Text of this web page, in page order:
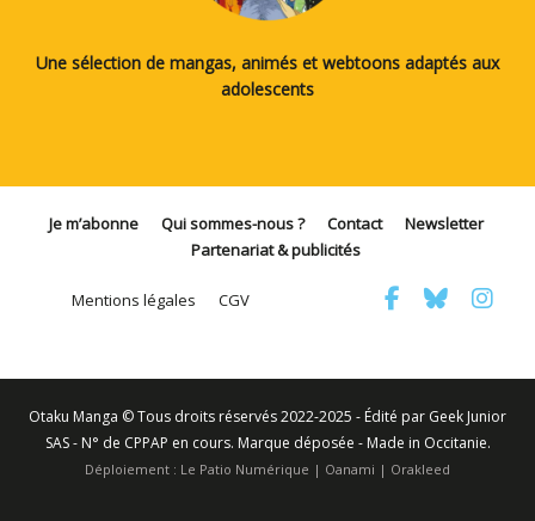
Une sélection de mangas, animés et webtoons adaptés aux
adolescents
Je m’abonne Qui sommes-nous ? Contact
Newsletter
Partenariat & publicités
Mentions légales CGV
Otaku Manga © Tous droits réservés 2022-2025 - Édité par Geek Junior
SAS - N° de CPPAP en cours. Marque déposée - Made in Occitanie.
Déploiement : Le Patio Numérique | Oanami | Orakleed